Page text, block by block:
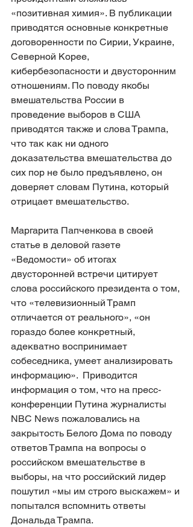
«позитивная химия». В публикации
приводятся основные конкретные
договоренности по Сирии, Украине,
Северной Корее,
кибербезопасности и двусторонним
отношениям. По поводу якобы
вмешательства России в
проведение выборов в США
приводятся также и слова Трампа,
что так как ни одного
доказательства вмешательства до
сих пор не было предъявлено, он
доверяет словам Путина, который
отрицает вмешательство.
Маргарита Папченкова в своей
статье в деловой газете
«Ведомости» об итогах
двусторонней встречи цитирует
слова российского президента о том,
что «телевизионный Трамп
отличается от реального», «он
гораздо более конкретный,
адекватно воспринимает
собеседника, умеет анализировать
информацию».  Приводится
информация о том, что на пресс-
конференции Путина журналисты
NBC News пожаловались на
закрытость Белого Дома по поводу
ответов Трампа на вопросы о
российском вмешательстве в
выборы, на что российский лидер
пошутил «мы им строго выскажем» и
попытался вспомнить ответы
Дональда Трампа.